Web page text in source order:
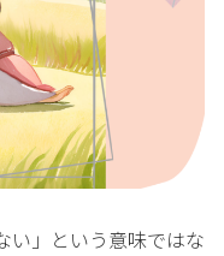
い」という意味ではな